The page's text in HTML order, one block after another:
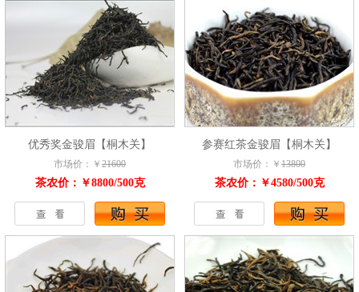
优秀奖金骏眉【桐木关】
市场价：￥ 21600
茶农价：￥8800/500克
参赛红茶金骏眉【桐木关】
市场价：￥ 13800
茶农价：￥4580/500克